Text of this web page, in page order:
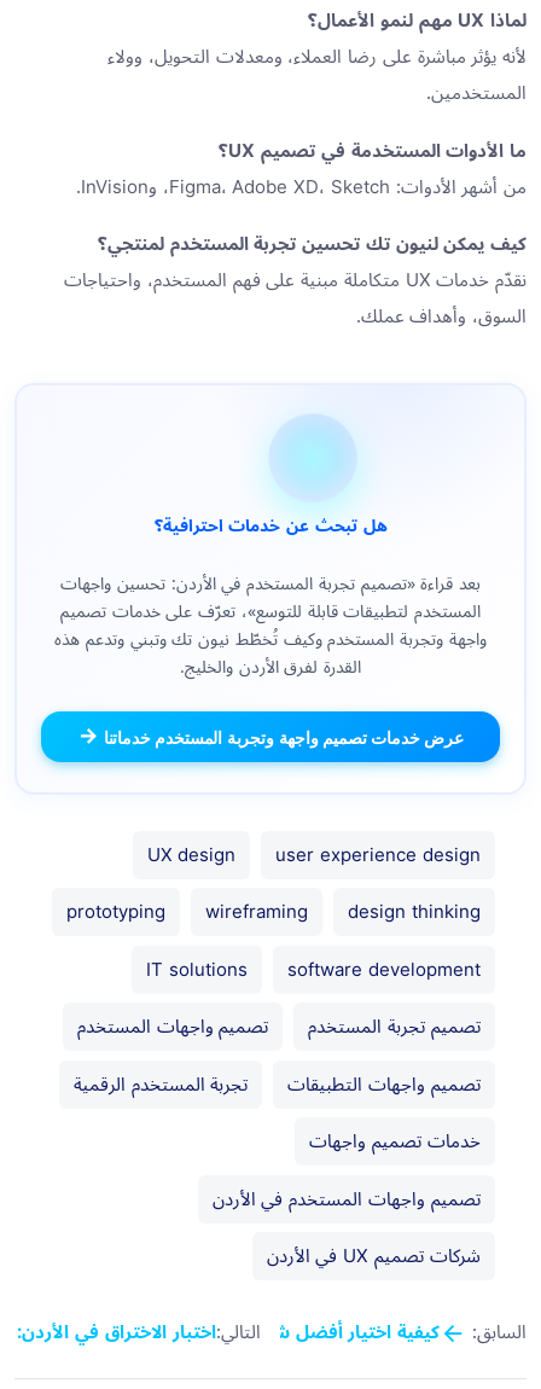
لماذا UX مهم لنمو الأعمال؟
لأنه يؤثر مباشرة على رضا العملاء، ومعدلات التحويل، وولاء
المستخدمين.
ما الأدوات المستخدمة في تصميم UX؟
من أشهر الأدوات: Figma، Adobe XD، Sketch، وInVision.
كيف يمكن لنيون تك تحسين تجربة المستخدم لمنتجي؟
نقدّم خدمات UX متكاملة مبنية على فهم المستخدم، واحتياجات
السوق، وأهداف عملك.
هل تبحث عن خدمات احترافية؟
بعد قراءة «تصميم تجربة المستخدم في الأردن: تحسين واجهات
المستخدم لتطبيقات قابلة للتوسع»، تعرّف على خدمات تصميم
واجهة وتجربة المستخدم وكيف تُخطّط نيون تك وتبني وتدعم هذه
القدرة لفرق الأردن والخليج.
عرض خدمات تصميم واجهة وتجربة المستخدم خدماتنا
user experience design
UX design
design thinking
wireframing
prototyping
software development
IT solutions
تصميم تجربة المستخدم
تصميم واجهات المستخدم
تصميم واجهات التطبيقات
تجربة المستخدم الرقمية
خدمات تصميم واجهات
تصميم واجهات المستخدم في الأردن
شركات تصميم UX في الأردن
السابق:
كيفية اختيار أفضل شركة تطوير برمجيات في الأردن (إصدار
التالي:اختبار الاختراق في